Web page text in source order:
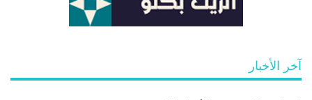
آخر الأخبار